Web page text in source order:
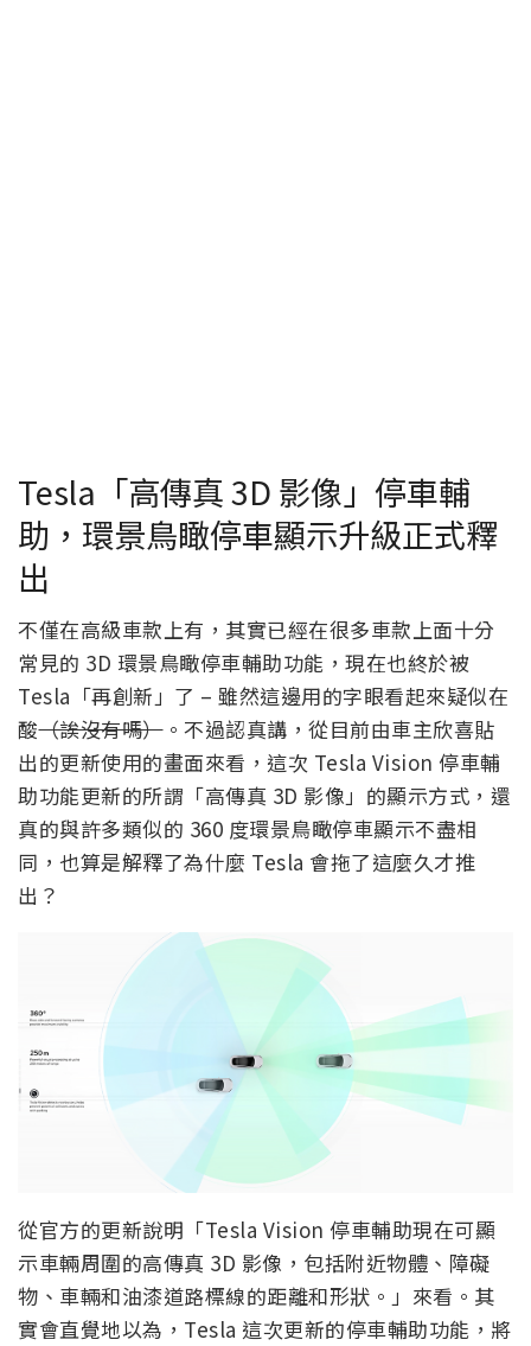
Tesla「高傳真 3D 影像」停車輔
助，環景鳥瞰停車顯示升級正式釋
出
不僅在高級車款上有，其實已經在很多車款上面十分
常見的 3D 環景鳥瞰停車輔助功能，現在也終於被
Tesla「再創新」了 – 雖然這邊用的字眼看起來疑似在
酸（誒沒有嗎）。不過認真講，從目前由車主欣喜貼
出的更新使用的畫面來看，這次 Tesla Vision 停車輔
助功能更新的所謂「高傳真 3D 影像」的顯示方式，還
真的與許多類似的 360 度環景鳥瞰停車顯示不盡相
同，也算是解釋了為什麼 Tesla 會拖了這麼久才推
出？
從官方的更新說明「Tesla Vision 停車輔助現在可顯
示車輛周圍的高傳真 3D 影像，包括附近物體、障礙
物、車輛和油漆道路標線的距離和形狀。」來看。其
實會直覺地以為，Tesla 這次更新的停車輔助功能，將